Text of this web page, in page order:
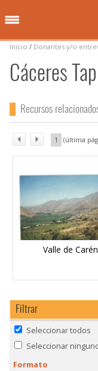
Inicio / Donantes y/o
Cáceres
Recursos
Valle de Carén
1
Filtrar
Seleccionar todos
Seleccionar
Formato